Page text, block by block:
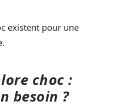
existent pour une
choc :
besoin ?